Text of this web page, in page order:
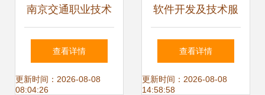
南京交通职业技术
学院 四大交通特色
专业群引领，技术
查看详情
更新时间：2026-08-08
08:04:26
软件开发及技术服
务公司申请高新技
术企业认定可行性
查看详情
更新时间：2026-08-08
14:58:58